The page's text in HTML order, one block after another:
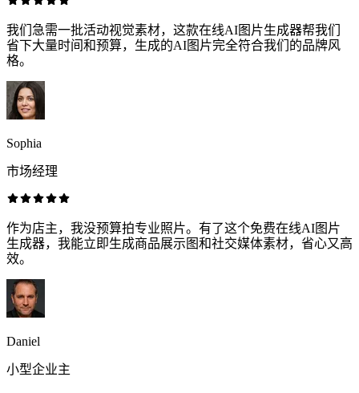
我们急需一批活动视觉素材，这款在线AI图片生成器帮我们
省下大量时间和预算，生成的AI图片完全符合我们的品牌风
格。
Sophia
市场经理
作为店主，我没预算拍专业照片。有了这个免费在线AI图片
生成器，我能立即生成商品展示图和社交媒体素材，省心又高
效。
Daniel
小型企业主